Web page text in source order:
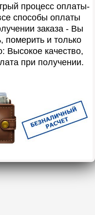
процесс оплаты-
способы оплаты
заказа - Вы
померить и только
Высокое качество,
при получении.